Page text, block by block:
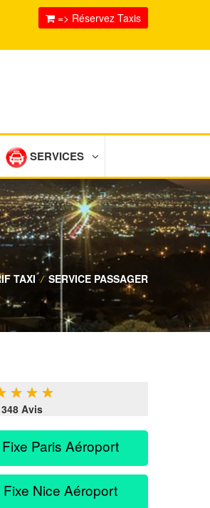
=> Réservez Taxis
SERVICES
TAXI / SERVICE PASSAGER
★ ★ ★
Avis
Paris Aéroport
Nice Aéroport